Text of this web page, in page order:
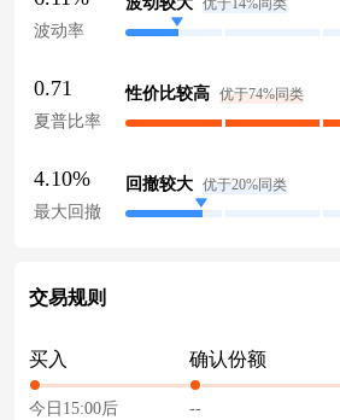
波动率
优于14%同类
0.71
夏普比率
性价比较高 优于74%同类
4.10%
最大回撤
回撤较大 优于20%同类
交易规则
买入
今日15:00后
确认份额
--